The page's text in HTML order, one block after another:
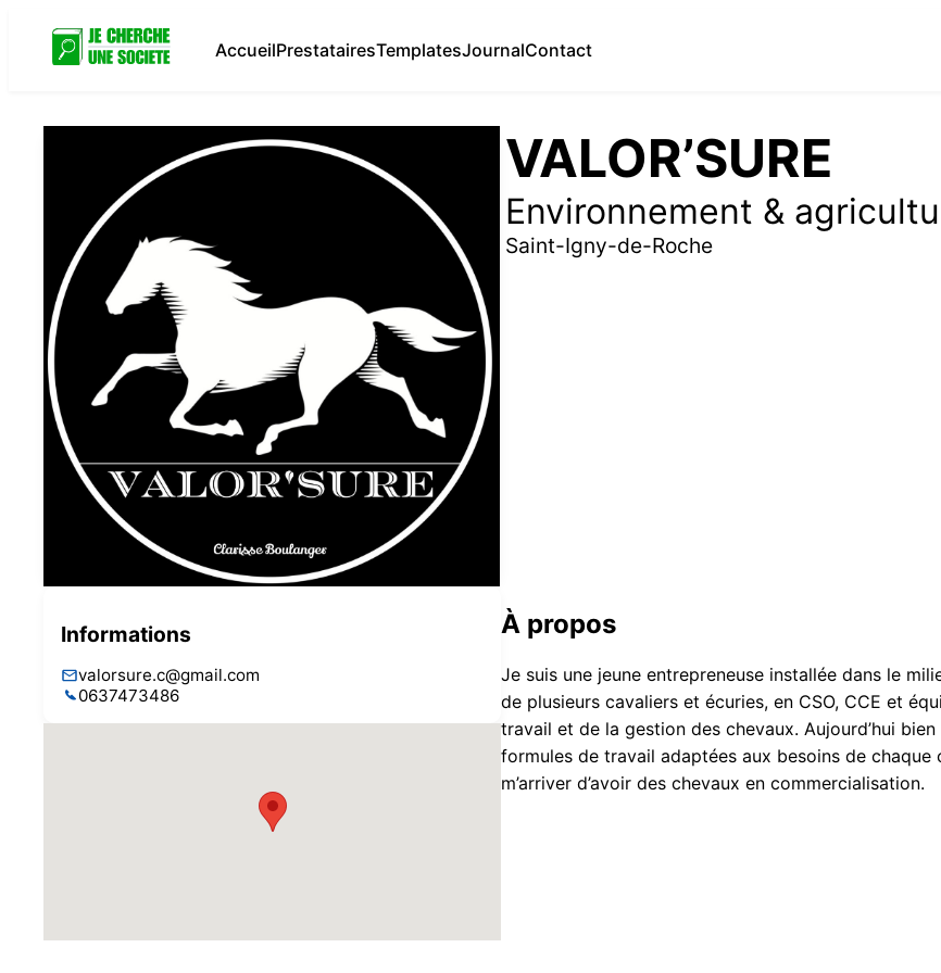
AccueilPrestatairesTemplatesJournalContact
VALOR’SURE
Environnement &
Saint-Igny-de-Roche
Informations
valorsure.c@gmail.com
0637473486
À propos
Je suis une jeune entrepreneuse installée dans le
de plusieurs cavaliers et écuries, en CSO, CCE et
travail et de la gestion des chevaux. Aujourd’hui
formules de travail adaptées aux besoins de
m’arriver d’avoir des chevaux en commercialisation.